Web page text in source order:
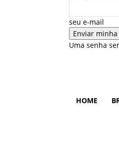
seu e-mail
Uma senha
HOME